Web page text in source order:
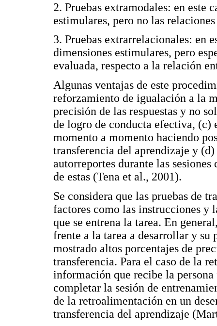
2. Pruebas extramodales: en este
estimulares, pero no las
3. Pruebas extrarrelacionales: en
dimensiones estimulares, pero
evaluada, respecto a la relación
Algunas ventajas de este
reforzamiento de igualación a la
precisión de las respuestas y no
de logro de conducta efectiva,
momento a momento haciendo
transferencia del aprendizaje y
autorreportes durante las
de estas (Tena et al., 2001).
Se considera que las pruebas de
factores como las instrucciones y
que se entrena la tarea. En
frente a la tarea a desarrollar y
mostrado altos porcentajes de
transferencia. Para el caso de la
información que recibe la
completar la sesión de
de la retroalimentación en un
transferencia del aprendizaje